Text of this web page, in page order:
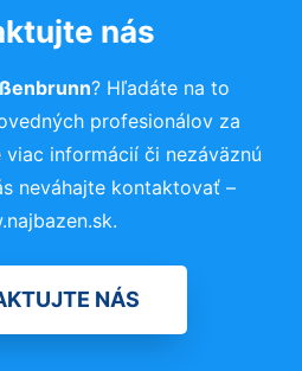
nás
? Hľadáte na to
profesionálov za
viac informácií či nezáväznú
neváhajte kontaktovať –
NÁS